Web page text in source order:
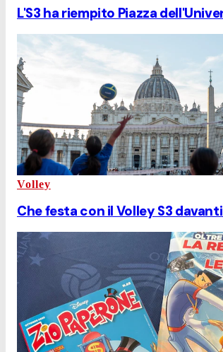
L'S3 ha riempito Piazza
Volley
Che festa con il Volley S3